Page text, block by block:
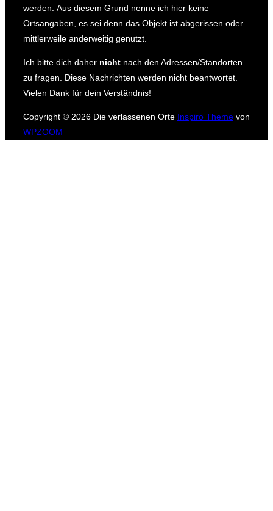
werden. Aus diesem Grund nenne ich hier keine
Ortsangaben, es sei denn das Objekt ist abgerissen oder
mittlerweile anderweitig genutzt.
Ich bitte dich daher nicht nach den Adressen/Standorten
zu fragen.
Diese Nachrichten werden nicht beantwortet.
Vielen Dank für dein Verständnis!
Copyright © 2026 Die verlassenen Orte Inspiro Theme von
WPZOOM